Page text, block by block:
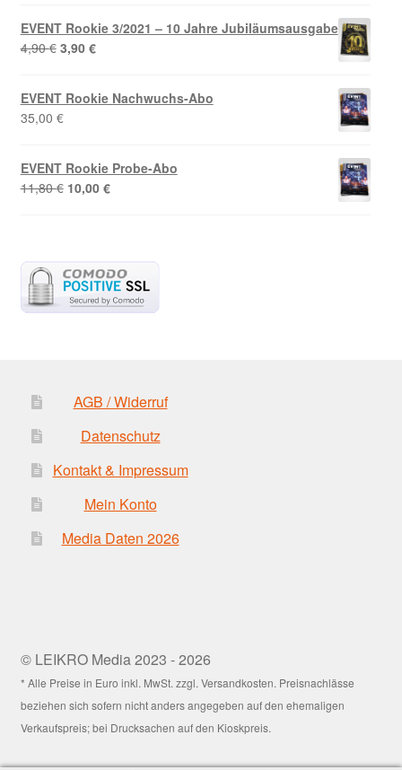
EVENT Rookie 3/2021 – 10 Jahre Jubiläumsausgabe
4,90€ Ursprünglicher
4,90 €
3,90 €Aktueller
3,90 €.
EVENT Rookie Nachwuchs-Abo
35,00 €
EVENT Rookie Probe-Abo
11,80€ Ursprünglicher
10,00 €Aktueller
AGB / Widerruf
Datenschutz
Kontakt & Impressum
Mein Konto
Media Daten 2026
© LEIKRO Media 2023 - 2026
* Alle Preise in Euro inkl. MwSt. zzgl. Versandkosten. Preisnachlässe
beziehen sich sofern nicht anders angegeben auf den ehemaligen
Verkaufspreis; bei Drucksachen auf den Kioskpreis.